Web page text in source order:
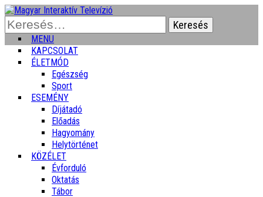
Keresés:
MENU
KAPCSOLAT
ÉLETMÓD
Egészség
Sport
ESEMÉNY
Díjátadó
Előadás
Hagyomány
Helytörténet
KÖZÉLET
Évforduló
Oktatás
Tábor